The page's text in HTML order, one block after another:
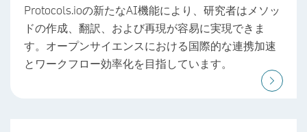
Protocols.ioの新たなAI機能により、研究者はメソッ
ドの作成、翻訳、および再現が容易に実現できま
す。オープンサイエンスにおける国際的な連携加速
とワークフロー効率化を目指しています。